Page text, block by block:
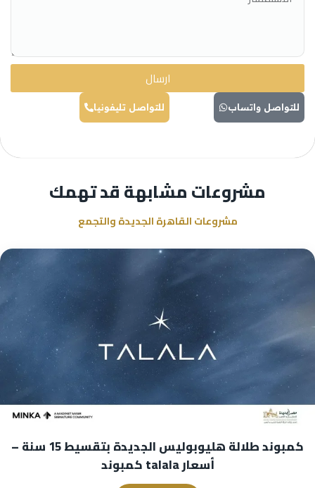
ارسال
للتواصل واتساب للتواصل تليفونيا
مشروعات مشابهة قد تهمك
مشروعات القاهرة الجديدة والتجمع
كمبوند طلالة هليوبوليس الجديدة بتقسيط 15 سنة –
أسعار talala كمبوند